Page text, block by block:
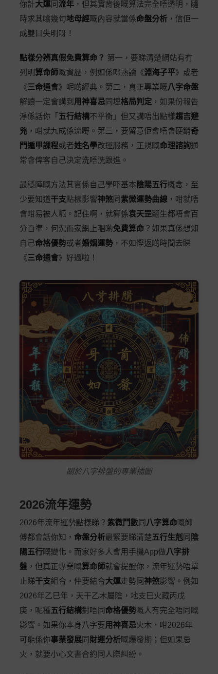
你計大運 同 流年 ，但其實背後嘅算法完全唔透明，隨
時求其噏幾句地母經嘅內容就當係命盤分析 ，信佢一
成雙目失明呀！
點樣分辨真假免費算命？ 第一，要睇清楚網站有冇
列明算命師嘅資歷，例如係咪熟讀《淵海子平》或者
《三命通會》呢啲經典。第二，真正專業嘅八字命盤
解讀一定會講到 用神喜忌 同埋格局判定 ，如果份報告
淨係話你「 五行結構不平衡」但又講唔出點樣趨吉避
兇 ，咁就九成係流嘢。第三，要留意佢會唔會硬銷奇
門遁甲課程或者姓名學改運服務，正規嘅命理諮詢通
常會俾客自己決定洗唔洗跟進。
最穩陣嘅方法其實係自己學吓基本 陰陽五行概念，至
少要知道干支點樣影響神煞 同 紫微運勢曲線 ，咁就唔
會咁易被人呃。記住啊，就算係袁天罡翻生都唔會百
分百準，何況而家網上嗰啲免費算命 ？如果真係想知
自己命格優勢或者婚姻運勢 ，不如慳返啲時間去睇
《三命通會》好過啦！
關於八字排盤的專業插圖
2026流年運勢
2026年流年運勢點樣睇？ 紫微鬥數 同 八字算命嘅師
傅都會話你知， 命盤分析最緊要睇清楚五行生剋 同 陰
陽五行嘅變化。而家好多人會用手機App做八字排
盤 ，但真正專業嘅算命師就會提醒你，流年運勢唔單
止睇干支組合，仲要結合大運走勢同 神煞影響。例如
2026年乙巳年，天干乙木屬陰，地支巳火藏丙戊
庚，呢種五行結構對唔同 命格優勢嘅人有完全唔同嘅
影響。如果你本身八字要用神喜忌火木，咁2026年
可能係你事業發展 同 財運分析嘅爆發期；但如果忌
火，就要小心文書合約同人際糾紛。